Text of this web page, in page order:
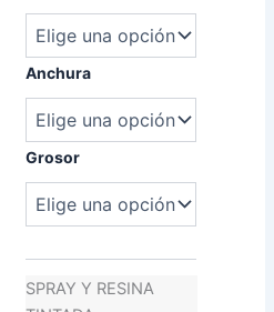
570,00 €.
479,00 €.
Anchura
Grosor
SPRAY Y RESINA
Rocket
cantidad